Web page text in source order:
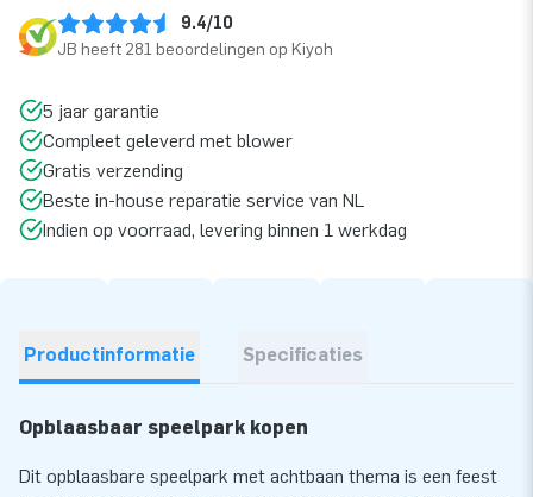
9.4/10
JB heeft 281 beoordelingen op Kiyoh
5 jaar garantie
Compleet geleverd met blower
Gratis verzending
Beste in-house reparatie service van NL
Indien op voorraad, levering binnen 1 werkdag
Productinformatie Specificaties
Opblaasbaar speelpark kopen
Dit opblaasbare speelpark met achtbaan thema is een feest